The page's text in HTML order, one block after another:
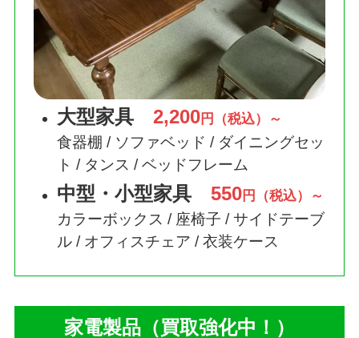
大型家具 2,200円（税込）～
食器棚 / ソファベッド / ダイニングセッ
ト / タンス / ベッドフレーム
中型・小型家具 550円（税込）～
カラーボックス / 座椅子 / サイドテーブ
ル / オフィスチェア / 衣装ケース
家電製品（買取強化中！）